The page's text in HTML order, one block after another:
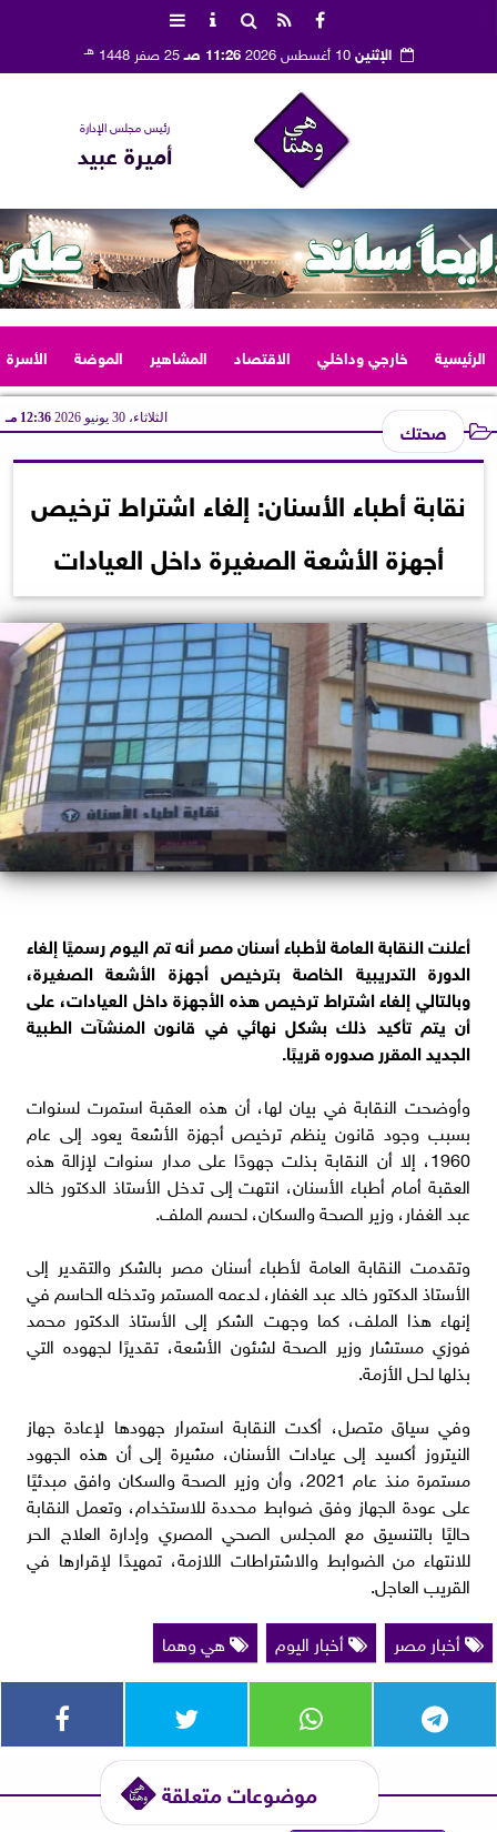
الإثنين10 أغسطس 2026 11:26 صـ 25 صفر 1448 هـ
رئيس مجلس الإدارة
أميرة عبيد
الرئيسية خارجي وداخلي الاقتصاد المشاهير الموضة الأسرة
صحتك الثلاثاء، 30 يونيو 2026 12:36 مـ
نقابة أطباء الأسنان: إلغاء اشتراط ترخيص
أجهزة الأشعة الصغيرة داخل العيادات
أعلنت النقابة العامة لأطباء أسنان مصر أنه تم اليوم رسميًا إلغاء
الدورة التدريبية الخاصة بترخيص أجهزة الأشعة الصغيرة،
وبالتالي إلغاء اشتراط ترخيص هذه الأجهزة داخل العيادات، على
أن يتم تأكيد ذلك بشكل نهائي في قانون المنشآت الطبية
الجديد المقرر صدوره قريبًا.
وأوضحت النقابة في بيان لها، أن هذه العقبة استمرت لسنوات
بسبب وجود قانون ينظم ترخيص أجهزة الأشعة يعود إلى عام
1960، إلا أن النقابة بذلت جهودًا على مدار سنوات لإزالة هذه
العقبة أمام أطباء الأسنان، انتهت إلى تدخل الأستاذ الدكتور خالد
عبد الغفار، وزير الصحة والسكان، لحسم الملف.
وتقدمت النقابة العامة لأطباء أسنان مصر بالشكر والتقدير إلى
الأستاذ الدكتور خالد عبد الغفار، لدعمه المستمر وتدخله الحاسم في
إنهاء هذا الملف، كما وجهت الشكر إلى الأستاذ الدكتور محمد
فوزي مستشار وزير الصحة لشئون الأشعة، تقديرًا لجهوده التي
بذلها لحل الأزمة.
وفي سياق متصل، أكدت النقابة استمرار جهودها لإعادة جهاز
النيتروز أكسيد إلى عيادات الأسنان، مشيرة إلى أن هذه الجهود
مستمرة منذ عام 2021، وأن وزير الصحة والسكان وافق مبدئيًا
على عودة الجهاز وفق ضوابط محددة للاستخدام، وتعمل النقابة
حاليًا بالتنسيق مع المجلس الصحي المصري وإدارة العلاج الحر
للانتهاء من الضوابط والاشتراطات اللازمة، تمهيدًا لإقرارها في
القريب العاجل.
أخبار مصر
أخبار اليوم هي وهما
موضوعات متعلقة